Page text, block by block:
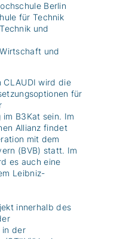
Berlin
für Technik
und
und
CLAUDI wird die
für
B3Kat sein. Im
Allianz findet
mit dem
(BVB) statt. Im
es auch eine
Leibniz-
innerhalb des
in der